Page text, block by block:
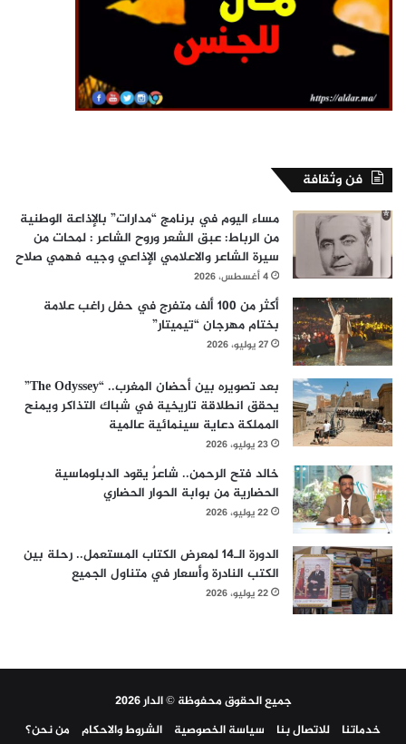
فن وثقافة
مساء اليوم في برنامج “مدارات” بالإذاعة الوطنية
من الرباط: عبق الشعر وروح الشاعر : لمحات من
سيرة الشاعر والاعلامي الإذاعي وجيه فهمي صلاح
4 أغسطس، 2026
أكثر من 100 ألف متفرج في حفل راغب علامة
بختام مهرجان “تيميتار”
27 يوليو، 2026
بعد تصويره بين أحضان المغرب.. “The Odyssey”
يحقق انطلاقة تاريخية في شباك التذاكر ويمنح
المملكة دعاية سينمائية عالمية
23 يوليو، 2026
خالد فتح الرحمن.. شاعرٌ يقود الدبلوماسية
الحضارية من بوابة الحوار الحضاري
22 يوليو، 2026
الدورة الـ14 لمعرض الكتاب المستعمل.. رحلة بين
الكتب النادرة وأسعار في متناول الجميع
22 يوليو، 2026
جميع الحقوق محفوظة © الدار 2026
خدماتنا
للاتصال بنا سياسة الخصوصية الشروط والاحكام من نحن؟